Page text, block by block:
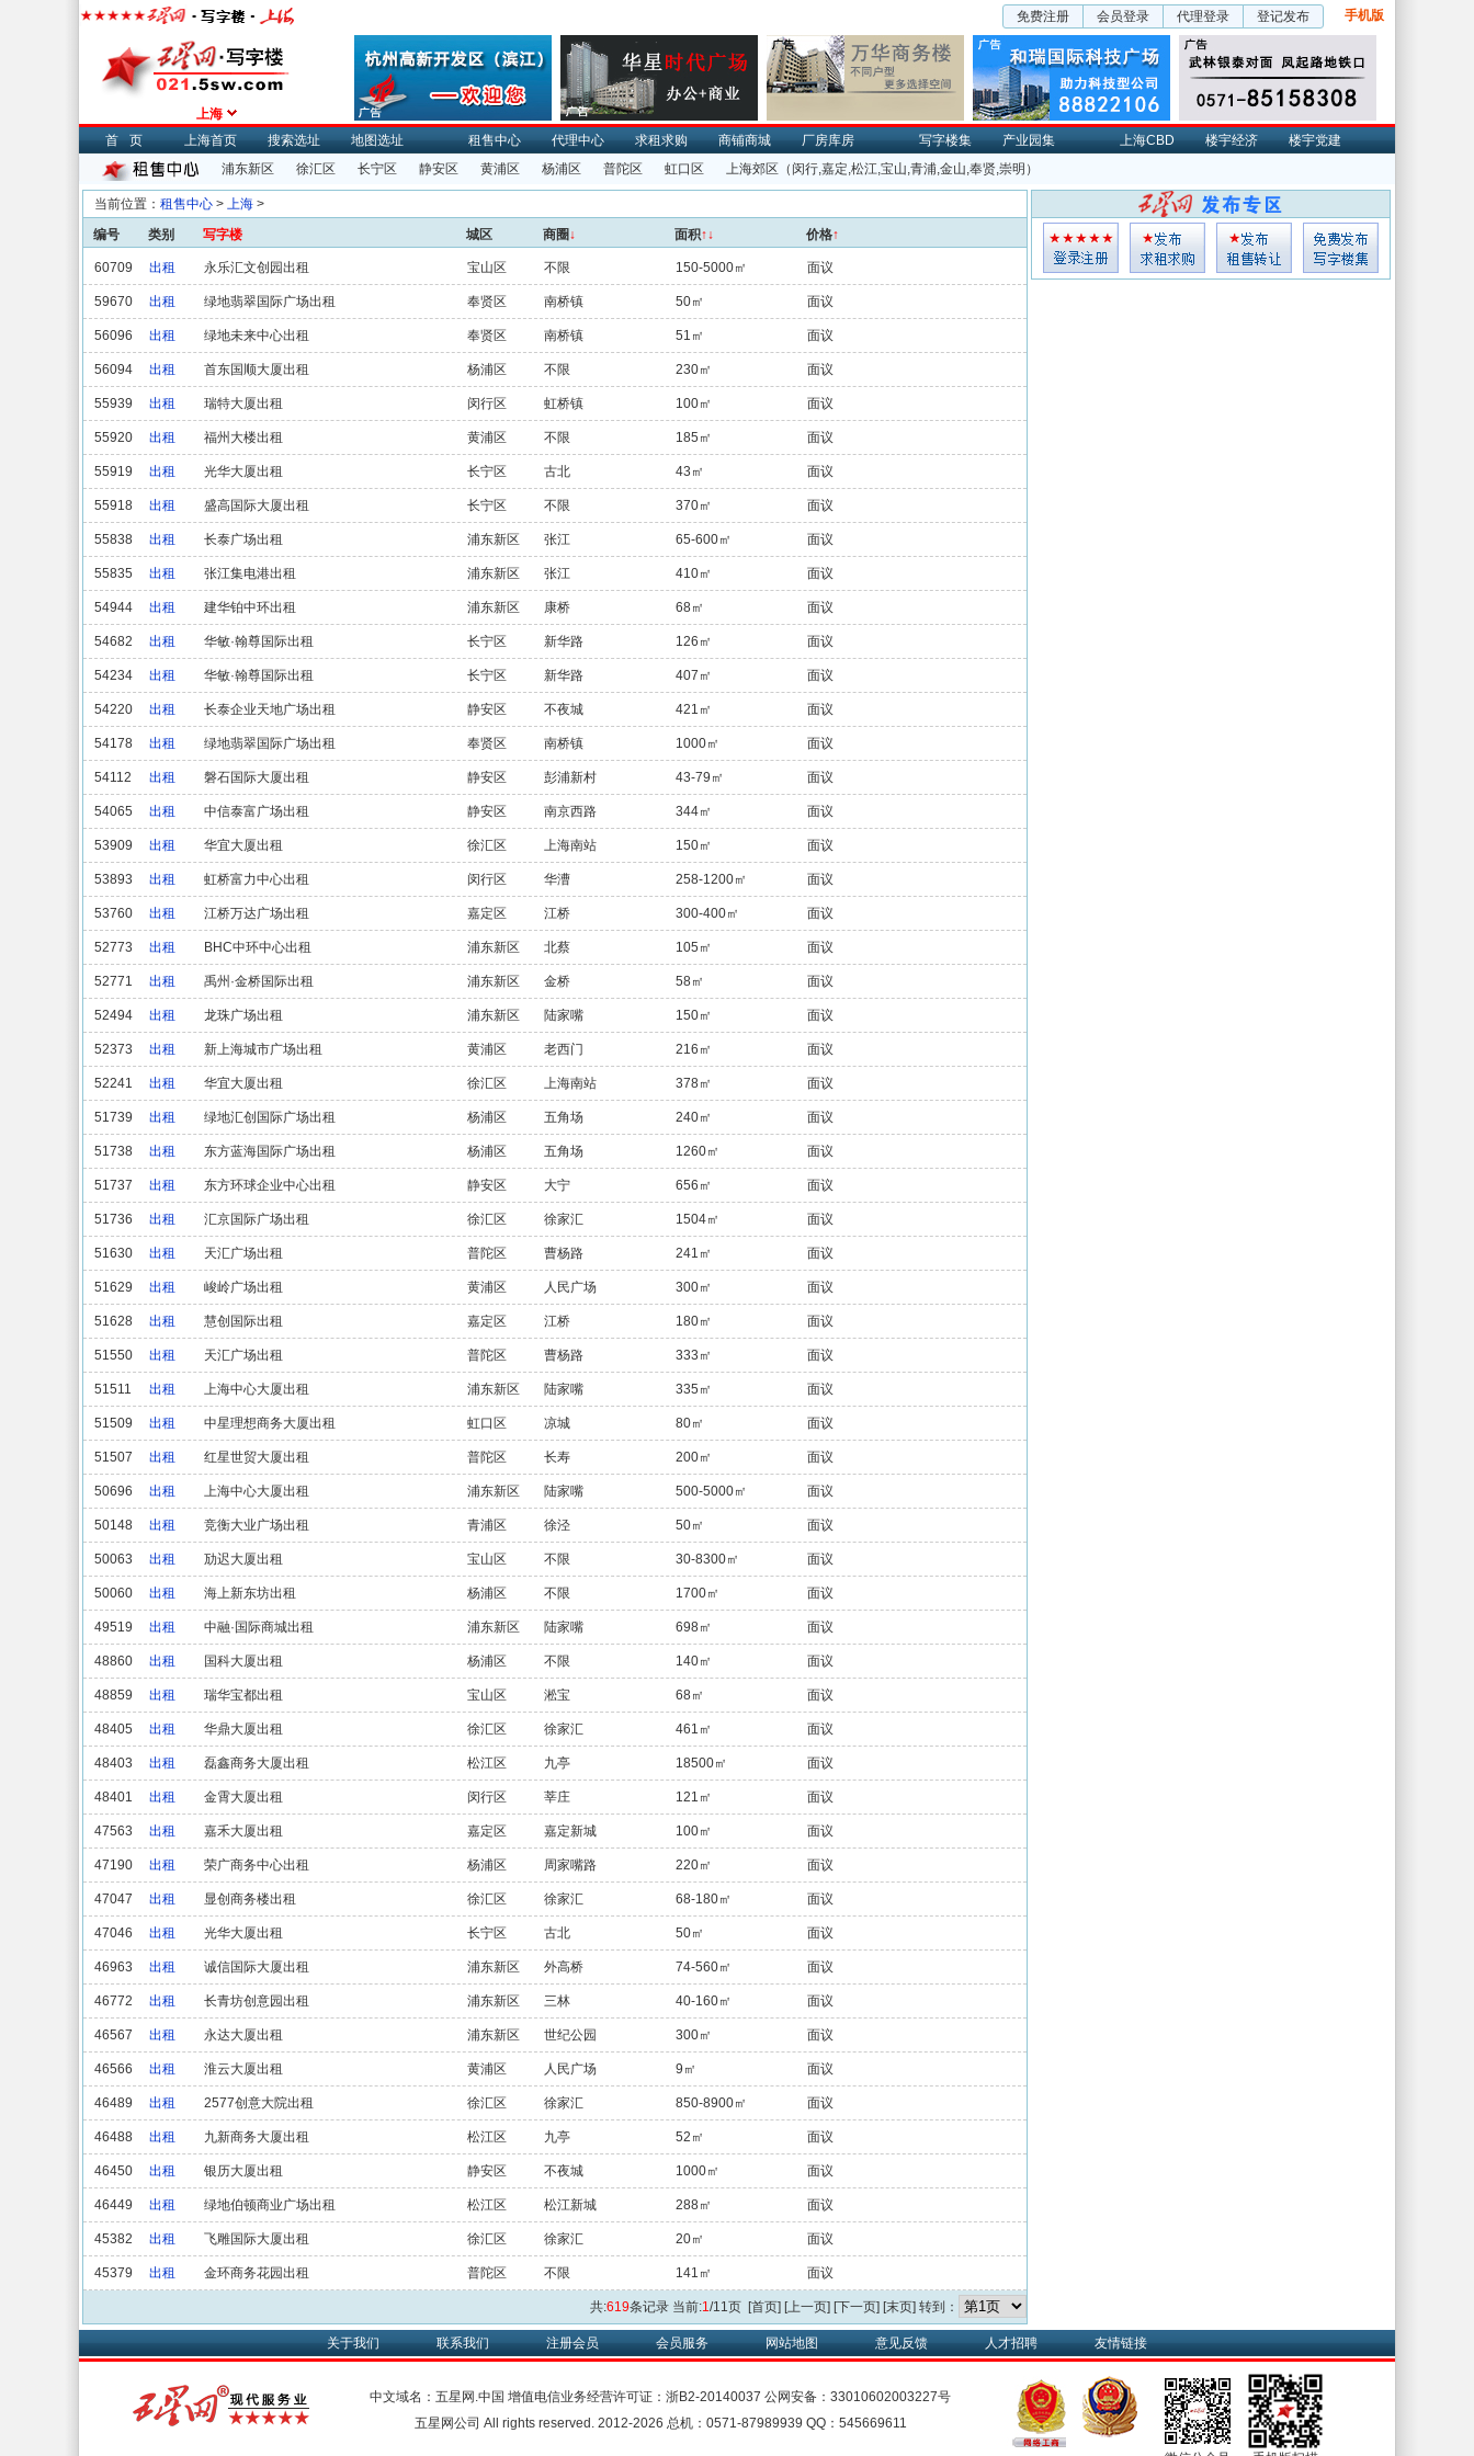
免费注册 会员登录 代理登录 登记发布 手机版
上海
首页
上海首页 搜索选址 地图选址 租售中心 代理中心 求租求购 商铺商城 厂房库房 写字楼集 产业园集 上海CBD 楼宇经济
楼宇党建
浦东新区
徐汇区 长宁区 静安区 黄浦区 杨浦区 普陀区 虹口区 上海郊区 （闵行,嘉定,松江,宝山,青浦,金山,奉贤,崇明）
当前位置： 租售中心 > 上海 >
编号
类别 写字楼 城区 商圈↓ 面积↑↓ 价格↑
60709 出租 永乐汇文创园出租 宝山区 不限 150-5000㎡ 面议
59670 出租 绿地翡翠国际广场出租 奉贤区 南桥镇 50㎡ 面议
56096 出租 绿地未来中心出租 奉贤区 南桥镇 51㎡ 面议
56094 出租 首东国顺大厦出租 杨浦区 不限 230㎡ 面议
55939 出租 瑞特大厦出租 闵行区 虹桥镇 100㎡ 面议
55920 出租 福州大楼出租 黄浦区 不限 185㎡ 面议
55919 出租 光华大厦出租 长宁区 古北 43㎡ 面议
55918 出租 盛高国际大厦出租 长宁区 不限 370㎡ 面议
55838 出租 长泰广场出租 浦东新区 张江 65-600㎡ 面议
55835 出租 张江集电港出租 浦东新区 张江 410㎡ 面议
54944 出租 建华铂中环出租 浦东新区 康桥 68㎡ 面议
54682 出租 华敏·翰尊国际出租 长宁区 新华路 126㎡ 面议
54234 出租 华敏·翰尊国际出租 长宁区 新华路 407㎡ 面议
54220 出租 长泰企业天地广场出租 静安区 不夜城 421㎡ 面议
54178 出租 绿地翡翠国际广场出租 奉贤区 南桥镇 1000㎡ 面议
54112 出租 磐石国际大厦出租 静安区 彭浦新村 43-79㎡ 面议
54065 出租 中信泰富广场出租 静安区 南京西路 344㎡ 面议
53909 出租 华宜大厦出租 徐汇区 上海南站 150㎡ 面议
53893 出租 虹桥富力中心出租 闵行区 华漕 258-1200㎡ 面议
53760 出租 江桥万达广场出租 嘉定区 江桥 300-400㎡ 面议
52773 出租 BHC中环中心出租 浦东新区 北蔡 105㎡ 面议
52771 出租 禹州·金桥国际出租 浦东新区 金桥 58㎡ 面议
52494 出租 龙珠广场出租 浦东新区 陆家嘴 150㎡ 面议
52373 出租 新上海城市广场出租 黄浦区 老西门 216㎡ 面议
52241 出租 华宜大厦出租 徐汇区 上海南站 378㎡ 面议
51739 出租 绿地汇创国际广场出租 杨浦区 五角场 240㎡ 面议
51738 出租 东方蓝海国际广场出租 杨浦区 五角场 1260㎡ 面议
51737 出租 东方环球企业中心出租 静安区 大宁 656㎡ 面议
51736 出租 汇京国际广场出租 徐汇区 徐家汇 1504㎡ 面议
51630 出租 天汇广场出租 普陀区 曹杨路 241㎡ 面议
51629 出租 峻岭广场出租 黄浦区 人民广场 300㎡ 面议
51628 出租 慧创国际出租 嘉定区 江桥 180㎡ 面议
51550 出租 天汇广场出租 普陀区 曹杨路 333㎡ 面议
51511 出租 上海中心大厦出租 浦东新区 陆家嘴 335㎡ 面议
51509 出租 中星理想商务大厦出租 虹口区 凉城 80㎡ 面议
51507 出租 红星世贸大厦出租 普陀区 长寿 200㎡ 面议
50696 出租 上海中心大厦出租 浦东新区 陆家嘴 500-5000㎡ 面议
50148 出租 竞衡大业广场出租 青浦区 徐泾 50㎡ 面议
50063 出租 劢迟大厦出租 宝山区 不限 30-8300㎡ 面议
50060 出租 海上新东坊出租 杨浦区 不限 1700㎡ 面议
49519 出租 中融·国际商城出租 浦东新区 陆家嘴 698㎡ 面议
48860 出租 国科大厦出租 杨浦区 不限 140㎡ 面议
48859 出租 瑞华宝都出租 宝山区 淞宝 68㎡ 面议
48405 出租 华鼎大厦出租 徐汇区 徐家汇 461㎡ 面议
48403 出租 磊鑫商务大厦出租 松江区 九亭 18500㎡ 面议
48401 出租 金霄大厦出租 闵行区 莘庄 121㎡ 面议
47563 出租 嘉禾大厦出租 嘉定区 嘉定新城 100㎡ 面议
47190 出租 荣广商务中心出租 杨浦区 周家嘴路 220㎡ 面议
47047 出租 显创商务楼出租 徐汇区 徐家汇 68-180㎡ 面议
47046 出租 光华大厦出租 长宁区 古北 50㎡ 面议
46963 出租 诚信国际大厦出租 浦东新区 外高桥 74-560㎡ 面议
46772 出租 长青坊创意园出租 浦东新区 三林 40-160㎡ 面议
46567 出租 永达大厦出租 浦东新区 世纪公园 300㎡ 面议
46566 出租 淮云大厦出租 黄浦区 人民广场 9㎡ 面议
46489 出租 2577创意大院出租 徐汇区 徐家汇 850-8900㎡ 面议
46488 出租 九新商务大厦出租 松江区 九亭 52㎡ 面议
46450 出租 银历大厦出租 静安区 不夜城 1000㎡ 面议
46449 出租 绿地伯顿商业广场出租 松江区 松江新城 288㎡ 面议
45382 出租 飞雕国际大厦出租 徐汇区 徐家汇 20㎡ 面议
45379 出租 金环商务花园出租 普陀区 不限 141㎡ 面议
共:619条记录 当前:1/11页 [首页] [上一页] [下一页] [末页] 转到：
关于我们 联系我们 注册会员 会员服务 网站地图 意见反馈 人才招聘 友情链接
中文域名：五星网.中国 增值电信业务经营许可证： 浙B2-20140037 公网安备： 33010602003227号
五星网公司 All rights reserved. 2012-2026 总机：0571-87989939 QQ：545669611